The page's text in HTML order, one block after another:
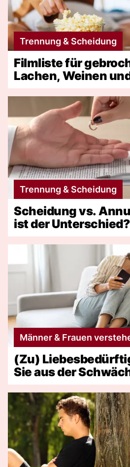
Trennung & Scheidung
Filmliste für
Lachen, Weinen
Trennung & Scheidung
Scheidung vs.
ist der Unterschied?
Männer & Frauen
(Zu)
Sie aus der